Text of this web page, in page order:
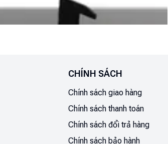
CHÍNH SÁCH
Chính sách giao hàng
Chính sách thanh toán
Chính sách đổi trả hàng
Chính sách bảo hành